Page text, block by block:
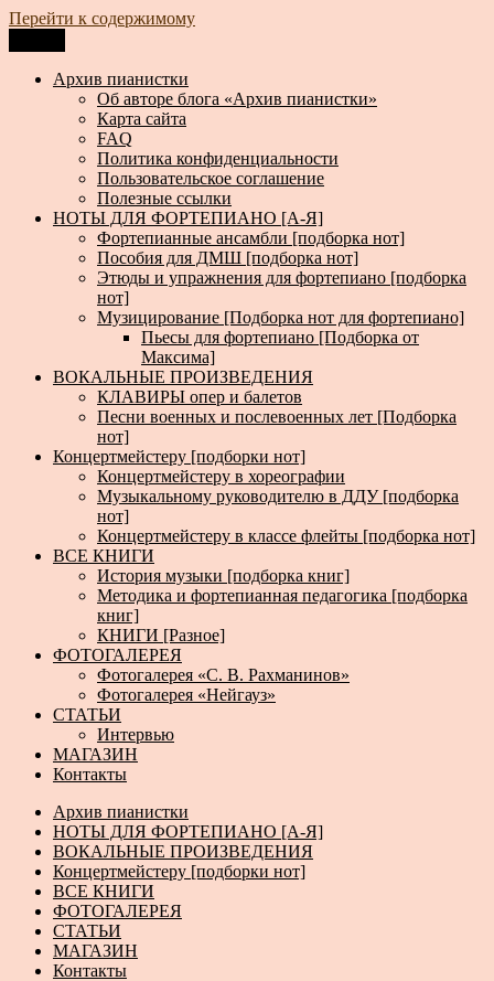
Перейти к содержимому
Архив пианистки
Всё для пианистов: ноты, книги, музыка, статьи…
Архив пианистки
Об авторе блога «Архив пианистки»
Карта сайта
FAQ
Политика конфиденциальности
Пользовательское соглашение
Полезные ссылки
НОТЫ ДЛЯ ФОРТЕПИАНО [А-Я]
Фортепианные ансамбли [подборка нот]
Пособия для ДМШ [подборка нот]
Этюды и упражнения для фортепиано [подборка
нот]
Музицирование [Подборка нот для фортепиано]
Пьесы для фортепиано [Подборка от
Максима]
ВОКАЛЬНЫЕ ПРОИЗВЕДЕНИЯ
КЛАВИРЫ опер и балетов
Песни военных и послевоенных лет [Подборка
нот]
Концертмейстеру [подборки нот]
Концертмейстеру в хореографии
Музыкальному руководителю в ДДУ [подборка
нот]
Концертмейстеру в классе флейты [подборка нот]
ВСЕ КНИГИ
История музыки [подборка книг]
Методика и фортепианная педагогика [подборка
книг]
КНИГИ [Разное]
ФОТОГАЛЕРЕЯ
Фотогалерея «С. В. Рахманинов»
Фотогалерея «Нейгауз»
СТАТЬИ
Интервью
МАГАЗИН
Контакты
Архив пианистки
НОТЫ ДЛЯ ФОРТЕПИАНО [А-Я]
ВОКАЛЬНЫЕ ПРОИЗВЕДЕНИЯ
Концертмейстеру [подборки нот]
ВСЕ КНИГИ
ФОТОГАЛЕРЕЯ
СТАТЬИ
МАГАЗИН
Контакты